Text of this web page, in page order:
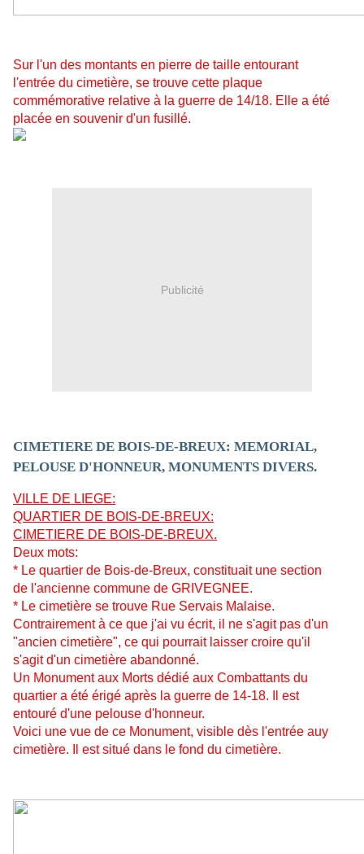
Sur l'un des montants en pierre de taille entourant
l'entrée du cimetière, se trouve cette plaque
commémorative relative à la guerre de 14/18. Elle a été
placée en souvenir d'un fusillé.
Publicité
CIMETIERE DE BOIS-DE-BREUX: MEMORIAL,
PELOUSE D'HONNEUR, MONUMENTS DIVERS.
VILLE DE LIEGE:
QUARTIER DE BOIS-DE-BREUX:
CIMETIERE DE BOIS-DE-BREUX.
Deux mots:
* Le quartier de Bois-de-Breux, constituait une section
de l'ancienne commune de GRIVEGNEE.
* Le cimetière se trouve Rue Servais Malaise.
Contrairement à ce que j'ai vu écrit, il ne s'agit pas d'un
"ancien cimetière", ce qui pourrait laisser croire qu'il
s'agit d'un cimetière abandonné.
Un Monument aux Morts dédié aux Combattants du
quartier a été érigé après la guerre de 14-18. Il est
entouré d'une pelouse d'honneur.
Voici une vue de ce Monument, visible dès l'entrée auy
cimetière. Il est situé dans le fond du cimetière.